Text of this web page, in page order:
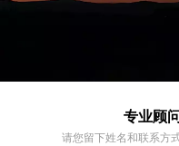
专业顾
请您留下姓名和联系方